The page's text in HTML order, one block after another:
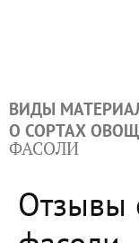
ВИДЫ
О СОРТАХ
ФАСОЛИ
Отзывы